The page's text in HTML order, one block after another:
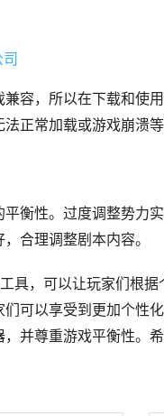
容，所以在下载和使
正常加载或游戏崩溃等
衡性。过度调整势力
合理调整剧本内容。
具，可以让玩家们根
可以享受到更加个性
并尊重游戏平衡性。